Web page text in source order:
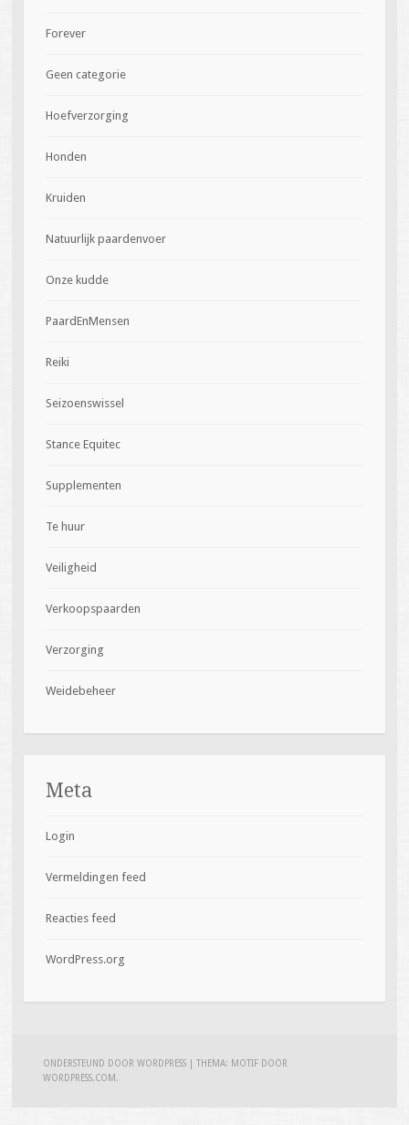
Forever
Geen categorie
Hoefverzorging
Honden
Kruiden
Natuurlijk paardenvoer
Onze kudde
PaardEnMensen
Reiki
Seizoenswissel
Stance Equitec
Supplementen
Te huur
Veiligheid
Verkoopspaarden
Verzorging
Weidebeheer
Meta
Login
Vermeldingen feed
Reacties feed
WordPress.org
ONDERSTEUND DOOR WORDPRESS |THEMA: MOTIF DOOR
WORDPRESS.COM .